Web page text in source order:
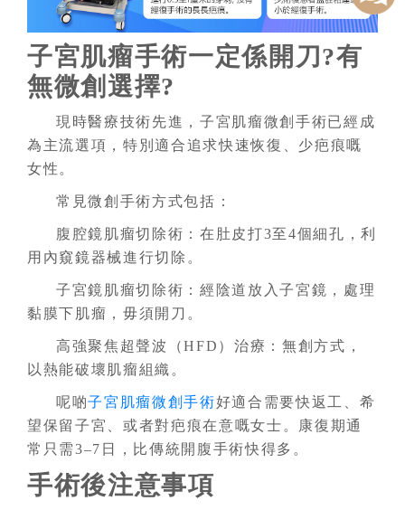
子宮肌瘤手術一定係開刀?有
無微創選擇?
現時醫療技術先進，子宮肌瘤微創手術已經成
為主流選項，特別適合追求快速恢復、少疤痕嘅
女性。
常見微創手術方式包括：
腹腔鏡肌瘤切除術：在肚皮打3至4個細孔，利
用內窺鏡器械進行切除。
子宮鏡肌瘤切除術：經陰道放入子宮鏡，處理
黏膜下肌瘤，毋須開刀。
高強聚焦超聲波（HFD）治療：無創方式，
以熱能破壞肌瘤組織。
呢啲子宮肌瘤微創手術好適合需要快返工、希
望保留子宮、或者對疤痕在意嘅女士。康復期通
常只需3–7日，比傳統開腹手術快得多。
手術後注意事項